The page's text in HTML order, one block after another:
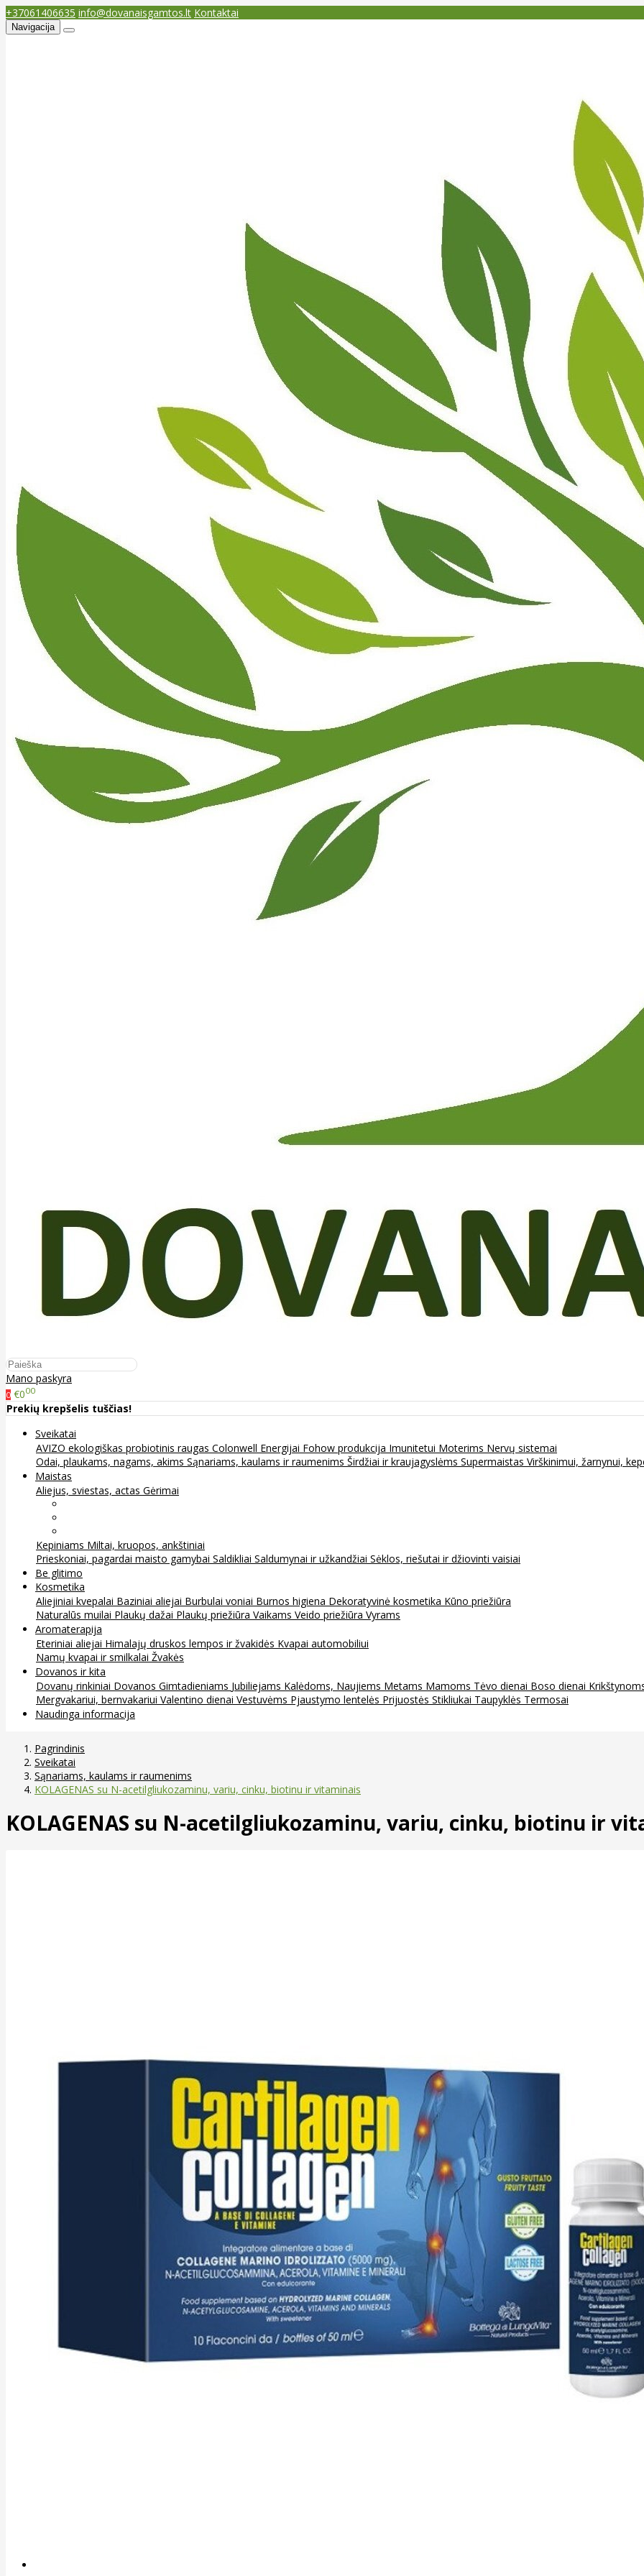
+37061406635 info@dovanaisgamtos.lt Kontaktai
Navigacija
Mano paskyra
0 €000
Prekių krepšelis tuščias!
Sveikatai
AVIZO ekologiškas probiotinis raugas Colonwell Energijai Fohow produkcija Imunitetui Moterims Nervų sistemai
Odai, plaukams, nagams, akims Sąnariams, kaulams ir raumenims Širdžiai ir kraujagyslėms Supermaistas Virškinimui, žarnynui,
Maistas
Aliejus, sviestas, actas Gėrimai
Kepiniams Miltai, kruopos, ankštiniai
Prieskoniai, pagardai maisto gamybai Saldikliai Saldumynai ir užkandžiai Sėklos, riešutai ir džiovinti vaisiai
Be glitimo
Kosmetika
Aliejiniai kvepalai Baziniai aliejai Burbulai voniai Burnos higiena Dekoratyvinė kosmetika Kūno priežiūra
Naturalūs muilai Plaukų dažai Plaukų priežiūra Vaikams Veido priežiūra Vyrams
Aromaterapija
Eteriniai aliejai Himalajų druskos lempos ir žvakidės Kvapai automobiliui
Namų kvapai ir smilkalai Žvakės
Dovanos ir kita
Dovanų rinkiniai Dovanos Gimtadieniams Jubiliejams Kalėdoms, Naujiems Metams Mamoms Tėvo dienai Boso dienai
Mergvakariui, bernvakariui Valentino dienai Vestuvėms Pjaustymo lentelės Prijuostės Stikliukai Taupyklės Termosai
Naudinga informacija
Pagrindinis
Sveikatai
Sąnariams, kaulams ir raumenims
KOLAGENAS su N-acetilgliukozaminu, variu, cinku, biotinu ir vitaminais
KOLAGENAS su N-acetilgliukozaminu, variu, cinku, biotinu ir